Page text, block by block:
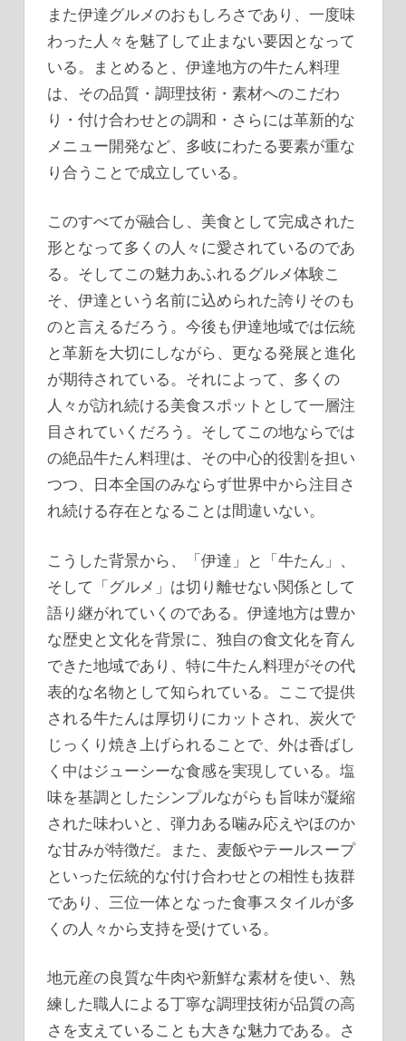
また伊達グルメのおもしろさであり、一度味
わった人々を魅了して止まない要因となって
いる。まとめると、伊達地方の牛たん料理
は、その品質・調理技術・素材へのこだわ
り・付け合わせとの調和・さらには革新的な
メニュー開発など、多岐にわたる要素が重な
り合うことで成立している。
このすべてが融合し、美食として完成された
形となって多くの人々に愛されているのであ
る。そしてこの魅力あふれるグルメ体験こ
そ、伊達という名前に込められた誇りそのも
のと言えるだろう。今後も伊達地域では伝統
と革新を大切にしながら、更なる発展と進化
が期待されている。それによって、多くの
人々が訪れ続ける美食スポットとして一層注
目されていくだろう。そしてこの地ならでは
の絶品牛たん料理は、その中心的役割を担い
つつ、日本全国のみならず世界中から注目さ
れ続ける存在となることは間違いない。
こうした背景から、「伊達」と「牛たん」、
そして「グルメ」は切り離せない関係として
語り継がれていくのである。伊達地方は豊か
な歴史と文化を背景に、独自の食文化を育ん
できた地域であり、特に牛たん料理がその代
表的な名物として知られている。ここで提供
される牛たんは厚切りにカットされ、炭火で
じっくり焼き上げられることで、外は香ばし
く中はジューシーな食感を実現している。塩
味を基調としたシンプルながらも旨味が凝縮
された味わいと、弾力ある噛み応えやほのか
な甘みが特徴だ。また、麦飯やテールスープ
といった伝統的な付け合わせとの相性も抜群
であり、三位一体となった食事スタイルが多
くの人々から支持を受けている。
地元産の良質な牛肉や新鮮な素材を使い、熟
練した職人による丁寧な調理技術が品質の高
さを支えていることも大きな魅力である。さ